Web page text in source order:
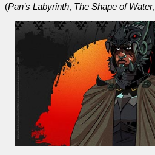
(Pan’s Labyrinth, The Shape of Water,